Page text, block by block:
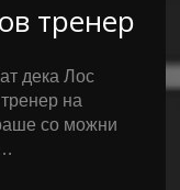
тренер
дека Лос
на
со можни